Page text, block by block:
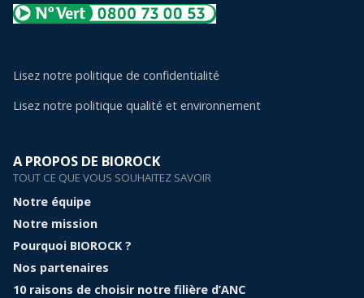
Lisez notre politique de confidentialité
Lisez notre politique qualité et environnement
A PROPOS DE BIOROCK
TOUT CE QUE VOUS SOUHAITEZ SAVOIR
Notre équipe
Notre mission
Pourquoi BIOROCK ?
Nos partenaires
10 raisons de choisir notre filière d’ANC